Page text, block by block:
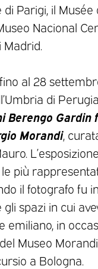
Parigi, il Musée
Nacional
al 28
di
Berengo Gardin
Morandi,
più
il fotografo fu
spazi in cui
emiliano, in
Museo
a Bologna.